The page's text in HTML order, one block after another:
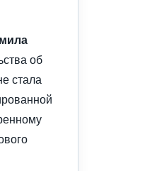
об
стала